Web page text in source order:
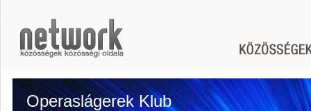
Operaslágerek Klub